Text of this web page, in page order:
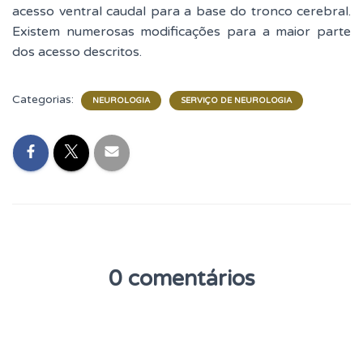
acesso ventral caudal para a base do tronco cerebral.
Existem numerosas modificações para a maior parte
dos acesso descritos.
Categorias: NEUROLOGIA SERVIÇO DE NEUROLOGIA
0 comentários